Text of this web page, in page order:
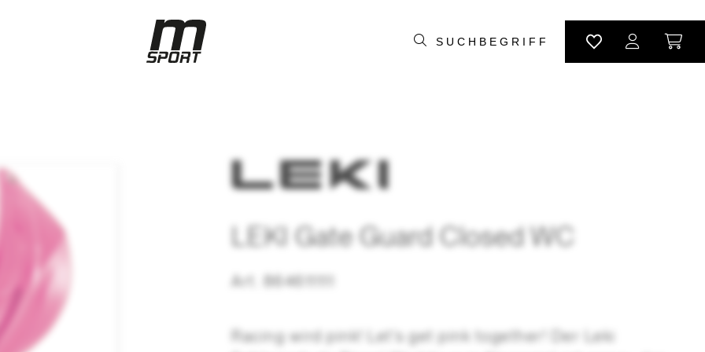
LEKI Gate Guard Closed WC
Art. 864611111
Racing wird pink! Let's get pink together! Der Leki